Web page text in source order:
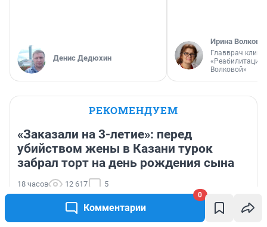
Комментарии
0
Денис Дедюхин
Ирина Волкова
Главврач
«Реабилитация
Волковой»
РЕКОМЕНДУЕМ
«Заказали на 3-летие»: перед
убийством жены в Казани турок
забрал торт на день рождения сына
18 часов 12 617 5
«Это тот, кого ты травила»: прикамца приговорили к
22 годам за убийство семьи его девушки, сейчас он
звонит ей с угрозами